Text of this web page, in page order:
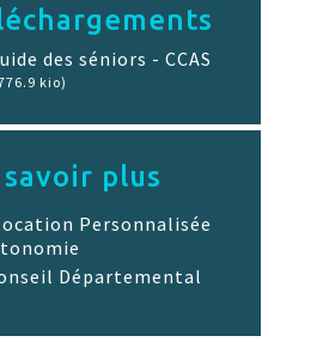
des séniors - CCAS
kio)
savoir plus
Personnalisée
Départemental